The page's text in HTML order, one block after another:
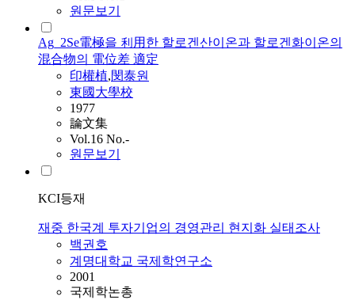
원문보기
Ag_2Se電極을 利用한 할로겐산이온과 할로겐화이온의
混合物의 電位差 適定
印權植,閔泰원
東國大學校
1977
論文集
Vol.16 No.-
원문보기
KCI등재
재중 한국계 투자기업의 경영관리 현지화 실태조사
백권호
계명대학교 국제학연구소
2001
국제학논총